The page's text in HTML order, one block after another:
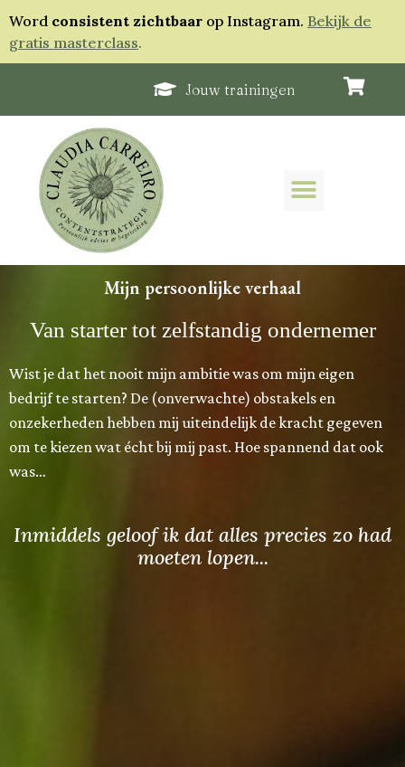
Word consistent zichtbaar op Instagram. Bekijk de
gratis masterclass.
Jouw trainingen
Mijn persoonlijke verhaal
Van starter tot zelfstandig ondernemer
Wist je dat het nooit mijn ambitie was om mijn eigen
bedrijf te starten? De (onverwachte) obstakels en
onzekerheden hebben mij uiteindelijk de kracht gegeven
om te kiezen wat écht bij mij past. Hoe spannend dat ook
was…
Inmiddels geloof ik dat alles precies zo had
moeten lopen...